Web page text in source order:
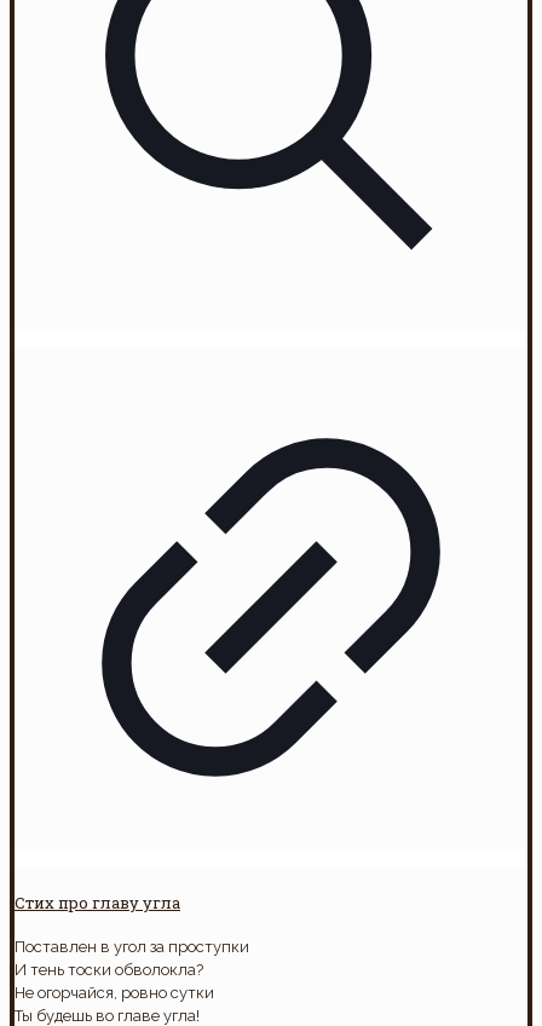
Стих про главу угла
Поставлен в угол за проступки
И тень тоски обволокла?
Не огорчайся, ровно сутки
Ты будешь во главе угла!